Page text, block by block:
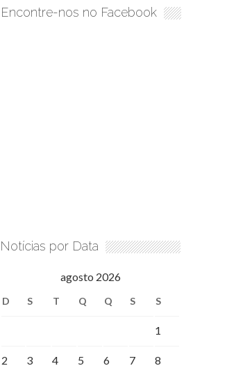
Encontre-nos no Facebook
Notícias por Data
agosto 2026
D S T Q Q S S
1
2 3 4 5 6 7 8